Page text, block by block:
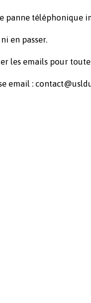
panne téléphonique
en passer.
les emails pour
email :